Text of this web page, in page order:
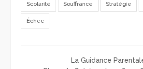
Scolarité Souffrance Stratégie
Échec
La Guidance